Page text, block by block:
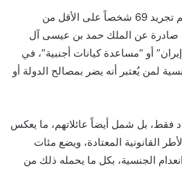
ووفق المعطيات الرسمية، تم تجريد 69 شخصاً على الأقل من
صادرة عن الملك حمد بن عيسى آل
أو “مساعدة كيانات أجنبية”، في
لمن يُعتبر أنه يضر بمصالح الدولة أو
فقط، بل شمل أيضاً عائلاتهم، ما يعكس
القانونية المعتادة، ويضع مئات
الجنسية، بكل ما يحمله ذلك من